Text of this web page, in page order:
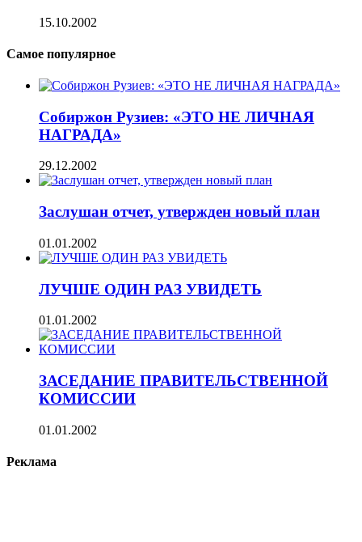
15.10.2002
Самое популярное
Собиржон Рузиев: «ЭТО НЕ ЛИЧНАЯ
НАГРАДА»
29.12.2002
Заслушан отчет, утвержден новый план
01.01.2002
ЛУЧШЕ ОДИН РАЗ УВИДЕТЬ
01.01.2002
ЗАСЕДАНИЕ ПРАВИТЕЛЬСТВЕННОЙ
КОМИССИИ
01.01.2002
Реклама